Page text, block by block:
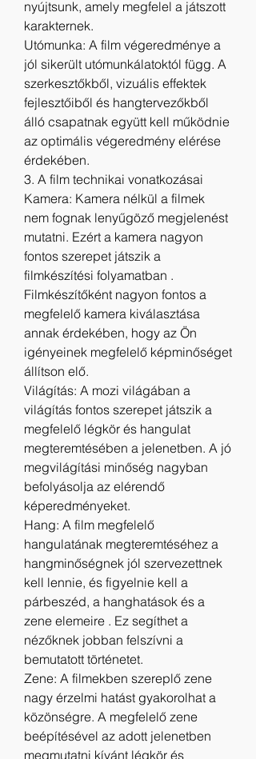
nyújtsunk, amely megfelel a játszott
karakternek.
Utómunka: A film végeredménye a
jól sikerült utómunkálatoktól függ. A
szerkesztőkből, vizuális effektek
fejlesztőiből és hangtervezőkből
álló csapatnak együtt kell működnie
az optimális végeredmény elérése
érdekében.
3. A film technikai vonatkozásai
Kamera: Kamera nélkül a filmek
nem fognak lenyűgöző megjelenést
mutatni. Ezért a kamera nagyon
fontos szerepet játszik a
filmkészítési folyamatban .
Filmkészítőként nagyon fontos a
megfelelő kamera kiválasztása
annak érdekében, hogy az Ön
igényeinek megfelelő képminőséget
állítson elő.
Világítás: A mozi világában a
világítás fontos szerepet játszik a
megfelelő légkör és hangulat
megteremtésében a jelenetben. A jó
megvilágítási minőség nagyban
befolyásolja az elérendő
képeredményeket.
Hang: A film megfelelő
hangulatának megteremtéséhez a
hangminőségnek jól szervezettnek
kell lennie, és figyelnie kell a
párbeszéd, a hanghatások és a
zene elemeire . Ez segíthet a
nézőknek jobban felszívni a
bemutatott történetet.
Zene: A filmekben szereplő zene
nagy érzelmi hatást gyakorolhat a
közönségre. A megfelelő zene
beépítésével az adott jelenetben
megmutatni kívánt légkör és